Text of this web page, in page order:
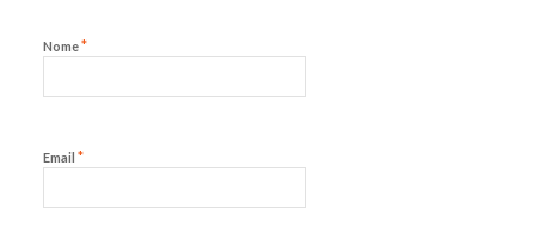
Nome*
Email *